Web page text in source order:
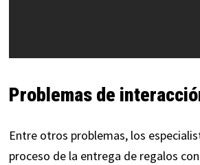
Problemas de
Entre otros problemas, los
proceso de la entrega de regalos